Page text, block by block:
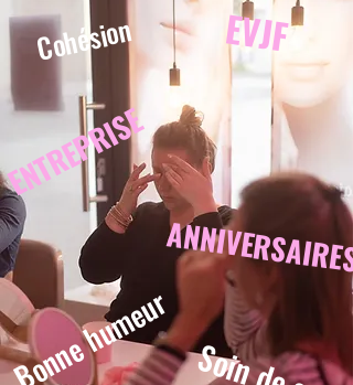
Cohésion EVJF
ENTREPRISE
ANNIVERSAIRES
Bonne humeur